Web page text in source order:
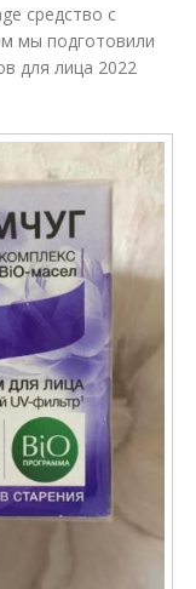
средство с
мы подготовили
для лица 2022